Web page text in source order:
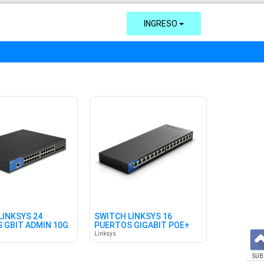
INGRESO
24
GBIT ADMIN 10G
SWITCH LINKSYS 16
PUERTOS GIGABIT POE+
Linksys